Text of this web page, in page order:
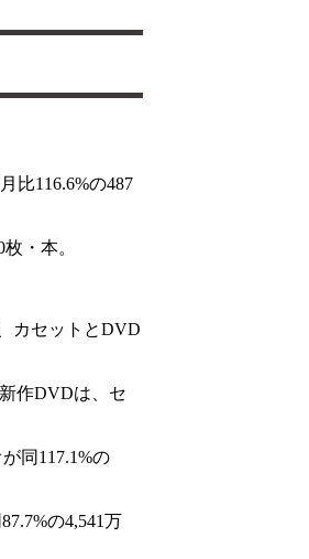
比116.6%の487
・本。
カセットとDVD
作DVDは、セ
同117.1%の
の4,541万